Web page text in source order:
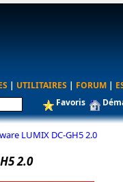
| UTILITAIRES | FORUM |
Favoris
LUMIX DC-GH5 2.0
2.0